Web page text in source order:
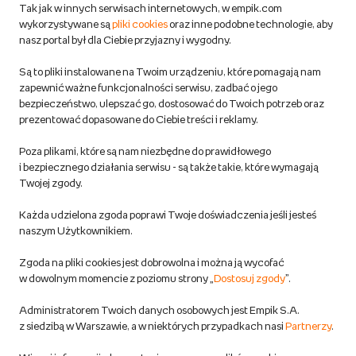
Zwroty
Reklamacje
Regulamin empik.com
Pozostałe Regulaminy Empiku
Polityka prywatności empik.com
produktów niebezpiecznych
Dostosuj zgody
Polityka prywatności empik
Do 100 zł na pierwsze zakupy w aplikacji. Pobierz i
korzystaj z kodów zniżkowych.Dowiedz się więcej
Tak jak w innych serwisach internetowych, w empik.com
wykorzystywane sąpliki cookiesoraz inne podobne technologie, aby
nasz portal był dla Ciebie przyjazny i wygodny.
Są to pliki instalowane na Twoim urządzeniu, które pomagają nam
zapewnić ważne funkcjonalności serwisu, zadbać o jego
bezpieczeństwo, ulepszać go, dostosować do Twoich potrzeb oraz
prezentować dopasowane do Ciebie treści i reklamy.
Poza plikami, które są nam niezbędne do prawidłowego
i bezpiecznego działania serwisu - są także takie, które wymagają
Twojej zgody.
Każda udzielona zgoda poprawi Twoje doświadczenia jeśli jesteś
naszym Użytkownikiem.
Zgoda na pliki cookies jest dobrowolna i można ją wycofać
w dowolnym momencie z poziomu strony „ Dostosuj zgody”.
Administratorem Twoich danych osobowych jest Empik S.A.
z siedzibą w Warszawie, a w niektórych przypadkach nasi Partnerzy.